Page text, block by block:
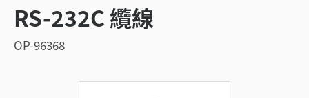
RS-232C 纜線
OP-96368